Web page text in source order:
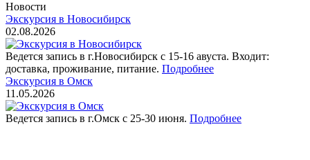
Новости
Экскурсия в Новосибирск
02.08.2026
Ведется запись в г.Новосибирск с 15-16 авуста. Входит:
доставка, проживание, питание. Подробнее
Экскурсия в Омск
11.05.2026
Ведется запись в г.Омск с 25-30 июня. Подробнее